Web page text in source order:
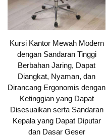
Kursi Kantor Mewah Modern
dengan Sandaran Tinggi
Berbahan Jaring, Dapat
Diangkat, Nyaman, dan
Dirancang Ergonomis dengan
Ketinggian yang Dapat
Disesuaikan serta Sandaran
Kepala yang Dapat Diputar
dan Dasar Geser